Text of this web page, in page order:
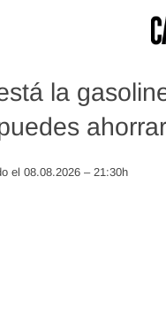
la
ahorrar
el 08.08.2026 – 21:30h